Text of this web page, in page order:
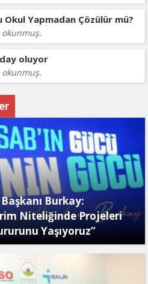
Yapmadan Çözülür mü?
okunmuş.
oluyor
okunmuş.
Burkay:
Niteliğinde Projeleri
Yaşıyoruz”